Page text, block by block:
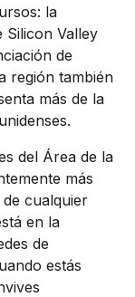
la
Silicon Valley
de
región también
más de la
del Área de la
más
cualquier
en la
de
estás